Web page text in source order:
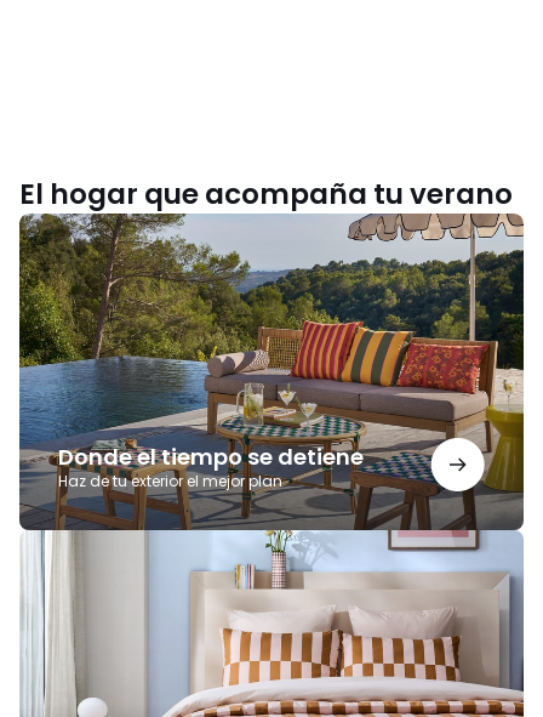
El hogar que acompaña tu verano
Donde el tiempo se detiene
Haz de tu exterior el mejor plan
Donde
el
tiempo
se
detiene
Noches
para
recordar